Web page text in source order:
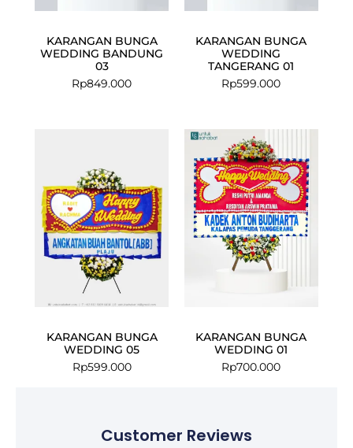
KARANGAN BUNGA
WEDDING BANDUNG
03
Rp849.000
KARANGAN BUNGA
WEDDING
TANGERANG 01
Rp599.000
KARANGAN BUNGA
WEDDING 05
Rp599.000
KARANGAN BUNGA
WEDDING 01
Rp700.000
Customer Reviews